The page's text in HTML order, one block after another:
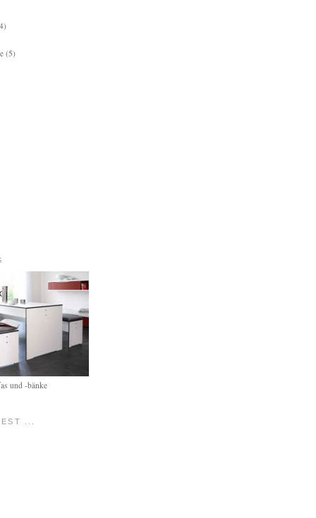
(5)
und -bänke
...